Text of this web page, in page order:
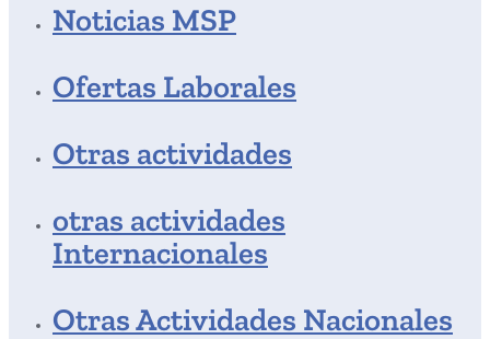
Noticias MSP
Ofertas Laborales
Otras actividades
otras actividades
Internacionales
Otras Actividades Nacionales